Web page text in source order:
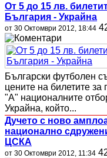
От 5 до 15 лв.
България - Украйна
от 30 Октомври 2012, 18:44
Български футболен
цените на билетите за
"А" националните
Украйна, който...
Дучето с ново
национално
ЦСКА
от 30 Октомври 2012, 11:34